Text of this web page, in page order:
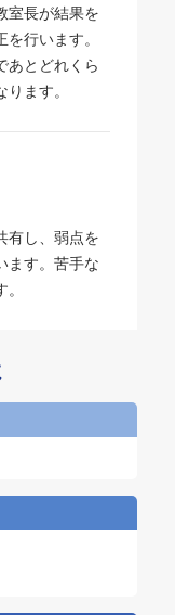
室長が結果を
行います。
あとどれくら
ます。
有し、弱点を
ます。苦手な